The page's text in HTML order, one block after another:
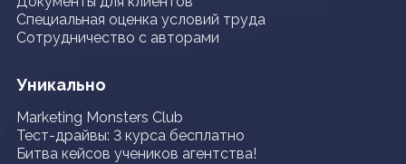
Специальная оценка условий труда
Сотрудничество с авторами
Уникально
Marketing Monsters Club
Тест-драйвы: 3 курса бесплатно
Битва кейсов учеников агентства!